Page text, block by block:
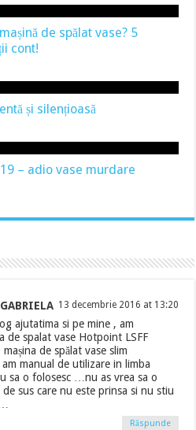
de spălat vase? 5
cont!
și silențioasă
– adio vase murdare
13 decembrie 2016 at 13:20
ajutatima si pe mine , am
de spalat vase Hotpoint LSFF
de spălat vase slim
manual de utilizare in limba
sa o folosesc …nu as vrea sa o
sus care nu este prinsa si nu stiu
Răspunde